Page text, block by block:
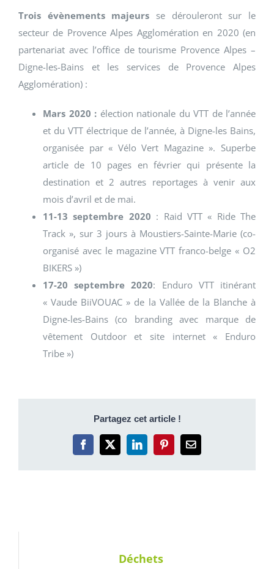
Trois évènements majeurs se dérouleront sur le
secteur de Provence Alpes Agglomération en 2020 (en
partenariat avec l’office de tourisme Provence Alpes –
Digne-les-Bains et les services de Provence Alpes
Agglomération) :
Mars 2020 : élection nationale du VTT de l’année
et du VTT électrique de l’année, à Digne-les Bains,
organisée par « Vélo Vert Magazine ». Superbe
article de 10 pages en février qui présente la
destination et 2 autres reportages à venir aux
mois d’avril et de mai.
11-13 septembre 2020 : Raid VTT « Ride The
Track », sur 3 jours à Moustiers-Sainte-Marie (co-
organisé avec le magazine VTT franco-belge « O2
BIKERS »)
17-20 septembre 2020: Enduro VTT itinérant
« Vaude BiiVOUAC » de la Vallée de la Blanche à
Digne-les-Bains (co branding avec marque de
vêtement Outdoor et site internet « Enduro
Tribe »)
Partagez cet article !
Facebook
X LinkedInPinterestEmail
Déchets